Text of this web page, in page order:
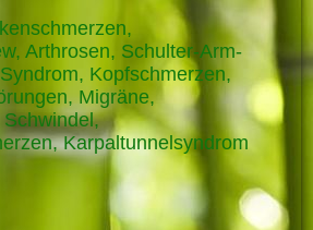
Arthrosen, Schulter-Arm-
Kopfschmerzen,
Migräne,
Karpaltunnelsyndrom